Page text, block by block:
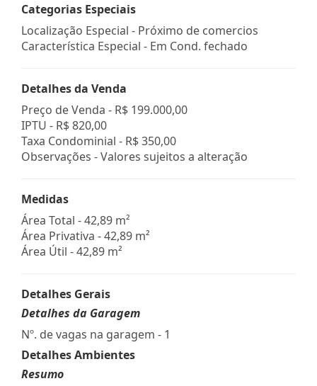
Categorias Especiais
Localização Especial - Próximo de comercios
Característica Especial - Em Cond. fechado
Detalhes da Venda
Preço de Venda - R$ 199.000,00
IPTU - R$ 820,00
Taxa Condominial - R$ 350,00
Observações - Valores sujeitos a alteração
Medidas
Área Total - 42,89 m²
Área Privativa - 42,89 m²
Área Útil - 42,89 m²
Detalhes Gerais
Detalhes da Garagem
Nº. de vagas na garagem - 1
Detalhes Ambientes
Resumo